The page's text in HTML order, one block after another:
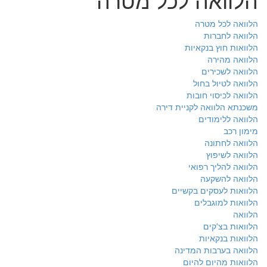
הלוואה לכל מטרה
הלוואה לחברות
הלוואות חוץ בנקאיות
הלוואה מהירה
הלוואה לשכירים
הלוואה לטיול בחול
הלוואה לכיסוי חובות
משכנתא הלוואה לקניית דירה
הלוואה ללימודים
מימון רכב
הלוואה לחתונה
הלוואה לשיפוץ
הלוואה להליך רפואי
הלוואה להשקעה
הלוואות לעסקים בקשיים
הלוואות למוגבלים
הלוואה
הלוואות בצ'קים
הלוואות בנקאיות
הלוואה בערבות המדינה
הלוואות מהיום להיום